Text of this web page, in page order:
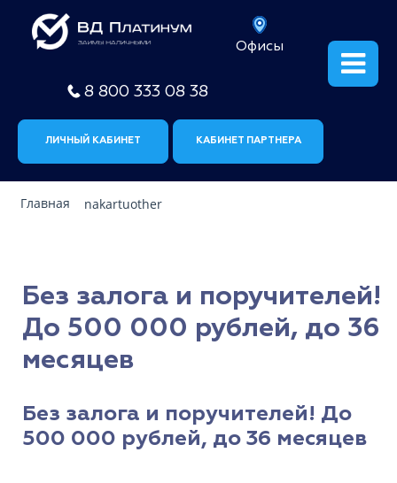
Офисы
8 800 333 08 38
ЛИЧНЫЙ КАБИНЕТ КАБИНЕТ ПАРТНЕРА
Главная nakartuother
Без залога и поручителей!
До 500 000 рублей, до 36
месяцев
Без залога и поручителей! До
500 000 рублей, до 36 месяцев